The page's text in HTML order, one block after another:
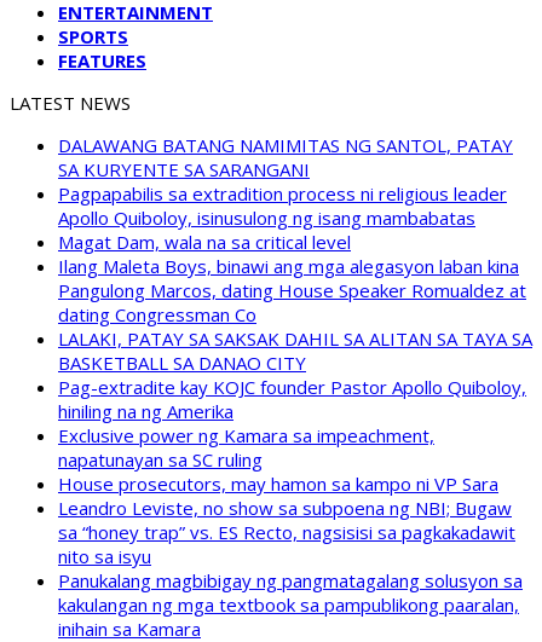
ENTERTAINMENT
SPORTS
FEATURES
LATEST NEWS
DALAWANG BATANG NAMIMITAS NG SANTOL, PATAY
SA KURYENTE SA SARANGANI
Pagpapabilis sa extradition process ni religious leader
Apollo Quiboloy, isinusulong ng isang mambabatas
Magat Dam, wala na sa critical level
Ilang Maleta Boys, binawi ang mga alegasyon laban kina
Pangulong Marcos, dating House Speaker Romualdez at
dating Congressman Co
LALAKI, PATAY SA SAKSAK DAHIL SA ALITAN SA TAYA SA
BASKETBALL SA DANAO CITY
Pag-extradite kay KOJC founder Pastor Apollo Quiboloy,
hiniling na ng Amerika
Exclusive power ng Kamara sa impeachment,
napatunayan sa SC ruling
House prosecutors, may hamon sa kampo ni VP Sara
Leandro Leviste, no show sa subpoena ng NBI; Bugaw
sa “honey trap” vs. ES Recto, nagsisisi sa pagkakadawit
nito sa isyu
Panukalang magbibigay ng pangmatagalang solusyon sa
kakulangan ng mga textbook sa pampublikong paaralan,
inihain sa Kamara